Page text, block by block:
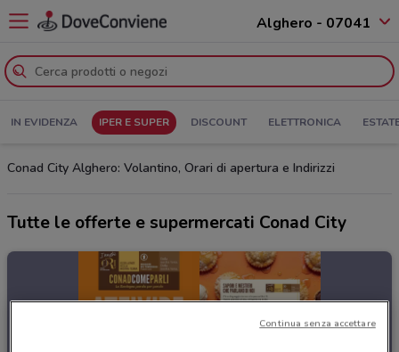
Alghero - 07041
IN EVIDENZA IPER E SUPER DISCOUNT ELETTRONICA
Conad City Alghero: Volantino, Orari di apertura e Indirizzi
Tutte le offerte e supermercati Conad City
Continua senza accettare